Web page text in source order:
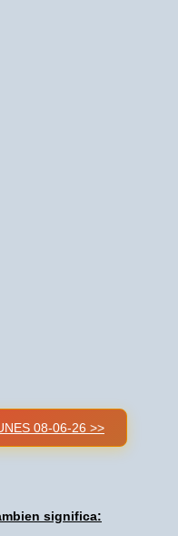
08-06-26 >>
significa: